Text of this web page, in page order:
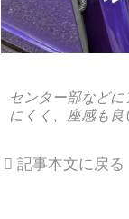
センター部など
にくく、座感も良
記事本文に戻る